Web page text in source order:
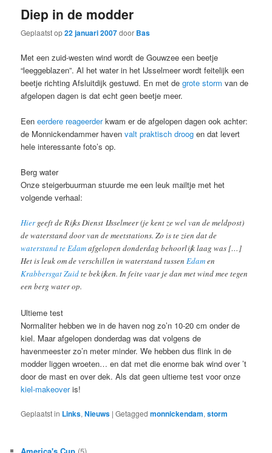
Diep in de modder
Geplaatst op22 januari 2007door Bas
Met een zuid-westen wind wordt de Gouwzee een beetje
“leeggeblazen”. Al het water in het IJsselmeer wordt feitelijk een
beetje richting Afsluitdijk gestuwd. En met degrote storm van de
afgelopen dagen is dat echt geen beetje meer.
Eeneerdere reageerderkwam er de afgelopen dagen ook achter:
de Monnickendammer havenvalt praktisch droog en dat levert
hele interessante foto’s op.
Berg water
Onze steigerbuurman stuurde me een leuk mailtje met het
volgende verhaal:
Hiergeeft de Rijks Dienst IJsselmeer (je kent ze wel van de meldpost)
de waterstand door van de meetstations. Zo is te zien dat de
waterstand te Edamafgelopen donderdag behoorlijk laag was […]
Het is leuk om de verschillen in waterstand tussenEdamen
Krabbersgat Zuidte bekijken. In feite vaar je dan met wind mee tegen
een berg water op.
Ultieme test
Normaliter hebben we in de haven nog zo’n 10-20 cm onder de
kiel. Maar afgelopen donderdag was dat volgens de
havenmeester zo’n meter minder. We hebben dus flink in de
modder liggen wroeten… en dat met die enorme bak wind over ’t
door de mast en over dek. Als dat geen ultieme test voor onze
kiel-makeoveris!
Geplaatst in Links,Nieuws |Getagged monnickendam,storm